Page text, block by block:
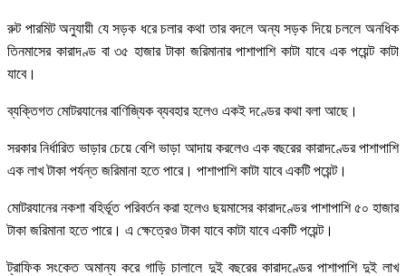
রুট পারমিট অনুযায়ী যে সড়ক ধরে চলার কথা তার বদলে অন্য সড়ক দিয়ে চললে অনধিক
তিনমাসের কারাদণ্ড বা ৩৫ হাজার টাকা জরিমানার পাশাপাশি কাটা যাবে এক পয়েন্ট কাটা
যাবে।
ব্যক্তিগত মোটরযানের বাণিজ্যিক ব্যবহার হলেও একই দণ্ডের কথা বলা আছে।
সরকার নির্ধারিত ভাড়ার চেয়ে বেশি ভাড়া আদায় করলেও এক বছরের কারাদণ্ডের পাশাপাশি
এক লাখ টাকা পর্যন্ত জরিমানা হতে পারে। পাশাপাশি কাটা যাবে একটি পয়েন্ট।
মোটরযানের নকশা বহির্ভূত পরিবর্তন করা হলেও ছয়মাসের কারাদণ্ডের পাশাপাশি ৫০ হাজার
টাকা জরিমানা হতে পারে। এ ক্ষেত্রেও টাকা যাবে কাটা যাবে একটি পয়েন্ট।
ট্রাফিক সংকেত অমান্য করে গাড়ি চালালে দুই বছরের কারাদণ্ডের পাশাপাশি দুই লাখ